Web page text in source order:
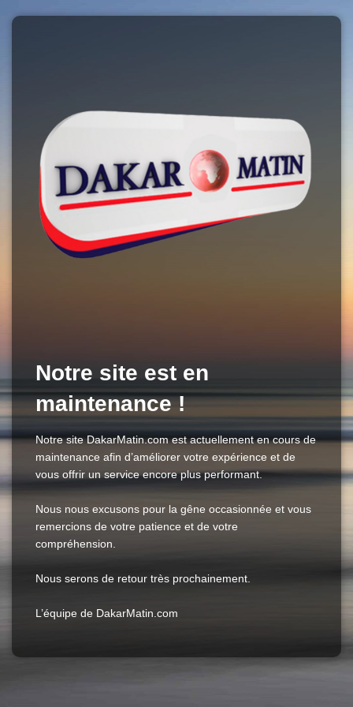
Notre site est en
maintenance !
Notre site DakarMatin.com est actuellement en cours de
maintenance afin d’améliorer votre expérience et de
vous offrir un service encore plus performant.
Nous nous excusons pour la gêne occasionnée et vous
remercions de votre patience et de votre
compréhension.
Nous serons de retour très prochainement.
L’équipe de DakarMatin.com